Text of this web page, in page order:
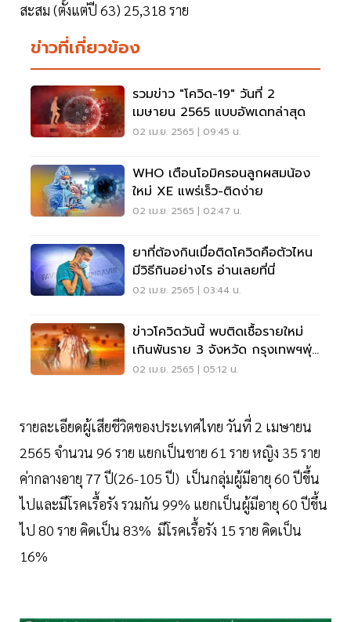
สะสม (ตั้งแต่ปี 63) 25,318 ราย
ข่าวที่เกี่ยวข้อง
รวมข่าว "โควิด-19" วันที่ 2
เมษายน 2565 แบบอัพเดทล่าสุด
02 เม.ย. 2565 | 09:45 น.
WHO เตือนโอมิครอนลูกผสมน้อง
ใหม่ XE แพร่เร็ว-ติดง่าย
02 เม.ย. 2565 | 02:47 น.
ยาที่ต้องกินเมื่อติดโควิดคือตัวไหน
มีวิธีกินอย่างไร อ่านเลยที่นี่
02 เม.ย. 2565 | 03:44 น.
ข่าวโควิดวันนี้ พบติดเชื้อรายใหม่
เกินพันราย 3 จังหวัด กรุงเทพฯพุ่ง
3,373 ราย
02 เม.ย. 2565 | 05:12 น.
รายละเอียดผู้เสียชีวิตของประเทศไทย วันที่ 2 เมษายน
2565 จำนวน 96 ราย แยกเป็นชาย 61 ราย หญิง 35 ราย
ค่ากลางอายุ 77 ปี(26-105 ปี) เป็นกลุ่มผู้มีอายุ 60 ปีขึ้น
ไปและมีโรคเรื้อรัง รวมกัน 99% แยกเป็นผู้มีอายุ 60 ปีขึ้น
ไป 80 ราย คิดเป็น 83% มีโรคเรื้อรัง 15 ราย คิดเป็น
16%